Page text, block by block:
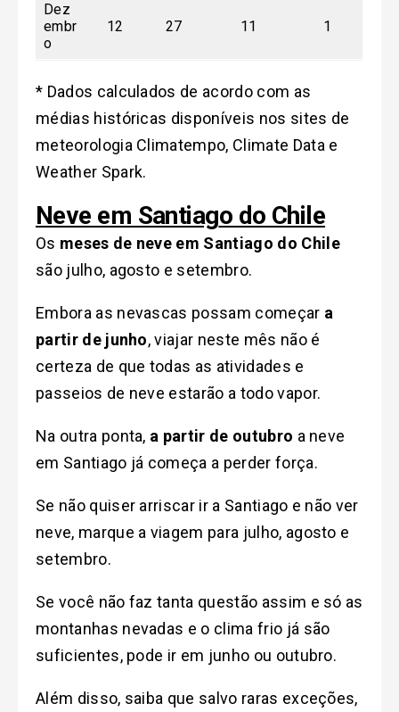
Dez
embr
o
12 27 11 1
* Dados calculados de acordo com as
médias históricas disponíveis nos sites de
meteorologia Climatempo, Climate Data e
Weather Spark.
Neve em Santiago do Chile
Os meses de neve em Santiago do Chile
são julho, agosto e setembro.
Embora as nevascas possam começar a
partir de junho, viajar neste mês não é
certeza de que todas as atividades e
passeios de neve estarão a todo vapor.
Na outra ponta, a partir de outubro a neve
em Santiago já começa a perder força.
Se não quiser arriscar ir a Santiago e não ver
neve, marque a viagem para julho, agosto e
setembro.
Se você não faz tanta questão assim e só as
montanhas nevadas e o clima frio já são
suficientes, pode ir em junho ou outubro.
Além disso, saiba que salvo raras exceções,